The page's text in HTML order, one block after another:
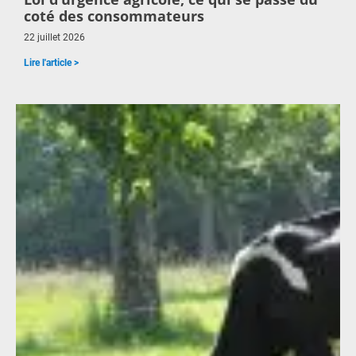
coté des consommateurs
22 juillet 2026
Lire l'article >